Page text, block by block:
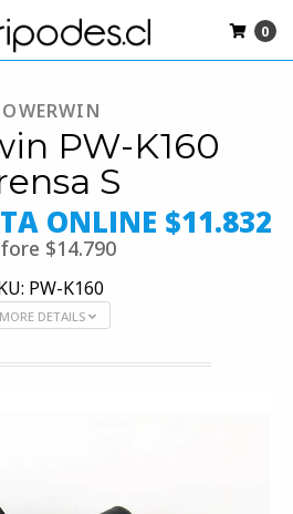
0
PW-K160
S
ONLINE $11.832
$14.790
PW-K160
MORE DETAILS